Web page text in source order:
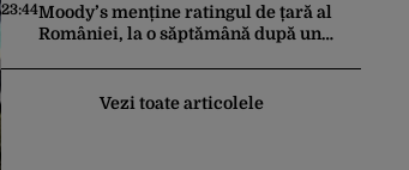
„Este un răgaz, dar în niciun caz un
motiv de relaxare”
23:44Moody’s menține ratingul de țară al
României, la o săptămână după un
principala vulnerabilitate din raport
Vezi toate articolele